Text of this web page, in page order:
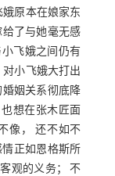
原本在娘家东
了与她毫无感
飞娥之间仍有
小飞娥大打出
姻关系彻底降
想在张木匠面
像， 还不如不
正如恩格斯所
观的义务； 不